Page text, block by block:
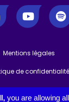
Mentions légales
de confidentialité
des cookies
you are allowing